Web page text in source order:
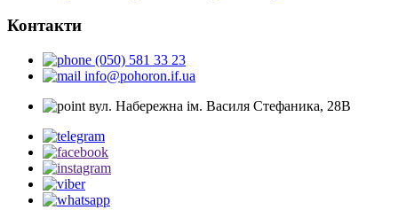
Контакти
(050) 581 33 23
info@pohoron.if.ua
вул. Набережна ім. Василя Стефаника, 28В